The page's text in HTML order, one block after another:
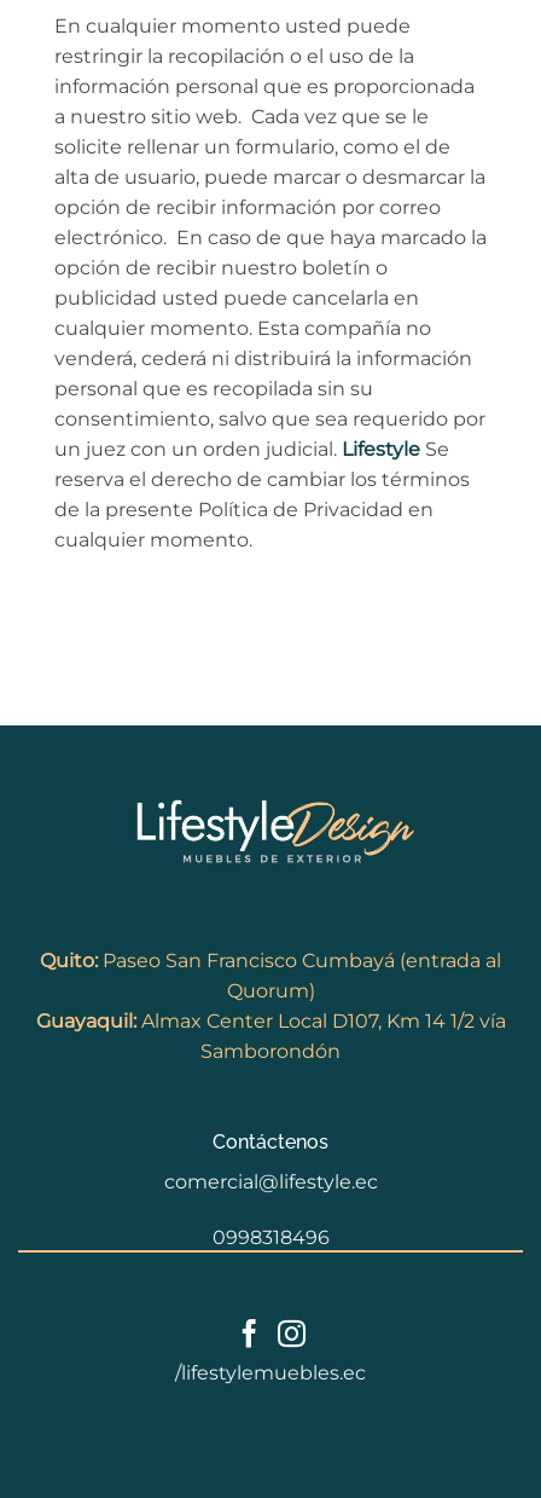
En cualquier momento usted puede
restringir la recopilación o el uso de la
información personal que es proporcionada
a nuestro sitio web. Cada vez que se le
solicite rellenar un formulario, como el de
alta de usuario, puede marcar o desmarcar la
opción de recibir información por correo
electrónico. En caso de que haya marcado la
opción de recibir nuestro boletín o
publicidad usted puede cancelarla en
cualquier momento. Esta compañía no
venderá, cederá ni distribuirá la información
personal que es recopilada sin su
consentimiento, salvo que sea requerido por
un juez con un orden judicial. Lifestyle Se
reserva el derecho de cambiar los términos
de la presente Política de Privacidad en
cualquier momento.
Quito:Paseo San Francisco Cumbayá (entrada al
Quorum)
Guayaquil:Almax Center Local D107, Km 14 1/2 vía
Samborondón
Contáctenos
comercial@lifestyle.ec
0998318496
/lifestylemuebles.ec